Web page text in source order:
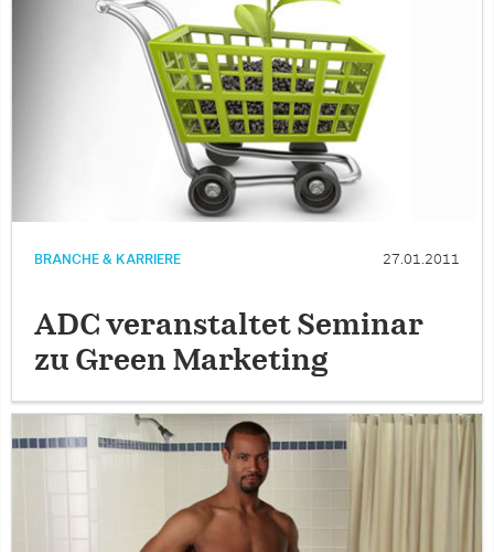
BRANCHE & KARRIERE 27.01.2011
ADC veranstaltet Seminar
zu Green Marketing